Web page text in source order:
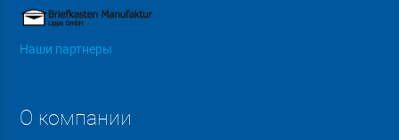
Наши партнеры
О компании